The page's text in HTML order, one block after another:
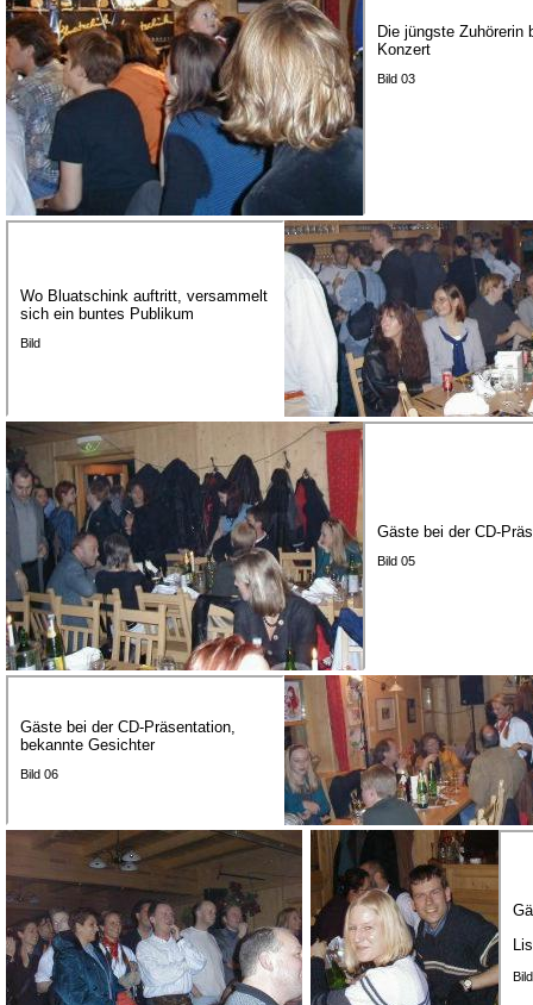
Die jüngste Zuhörerin
Konzert
Bild 03
Wo Bluatschink auftritt, versammelt
sich ein buntes Publikum
Bild
Gäste bei der CD-
Bild 05
Gäste bei der CD-Präsentation,
bekannte Gesichter
Bild 06